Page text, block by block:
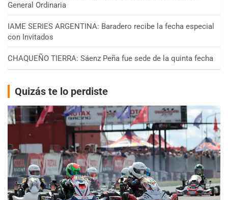
General Ordinaria
IAME SERIES ARGENTINA: Baradero recibe la fecha especial
con Invitados
CHAQUEÑO TIERRA: Sáenz Peña fue sede de la quinta fecha
Quizás te lo perdiste